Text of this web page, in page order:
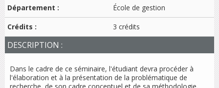
Département : École de gestion
Crédits : 3 crédits
DESCRIPTION :
Dans le cadre de ce séminaire, l'étudiant devra procéder à
l'élaboration et à la présentation de la problématique de